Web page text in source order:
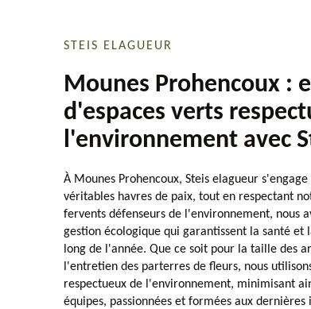
STEIS ELAGUEUR
Mounes Prohencoux :
d'espaces verts
l'environnement avec
À Mounes Prohencoux, Steis elagueur
véritables havres de paix, tout en respectant
fervents défenseurs de l'environnement, nous
gestion écologique qui garantissent la santé
long de l'année. Que ce soit pour la taille des
l'entretien des parterres de fleurs, nous
respectueux de l'environnement, minimisant
équipes, passionnées et formées aux